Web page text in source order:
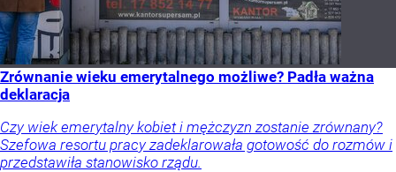
Zrównanie wieku emerytalnego możliwe? Padła ważna
deklaracja
Czy wiek emerytalny kobiet i mężczyzn zostanie zrównany?
Szefowa resortu pracy zadeklarowała gotowość do rozmów i
przedstawiła stanowisko rządu.